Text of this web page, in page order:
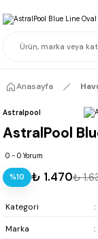
Anasayfa
Astralpool
AstralPool
0 - 0 Yorum
%10 ₺ 1.470₺
Kategori
Marka